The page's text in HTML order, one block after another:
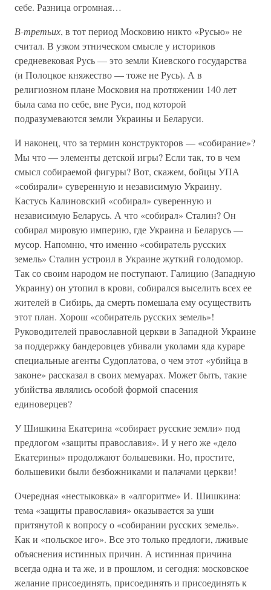
себе. Разница огромная…
В-третьих, в тот период Московию никто «Русью» не
считал. В узком этническом смысле у историков
средневековая Русь — это земли Киевского государства
(и Полоцкое княжество — тоже не Русь). А в
религиозном плане Московия на протяжении 140 лет
была сама по себе, вне Руси, под которой
подразумеваются земли Украины и Беларуси.
И наконец, что за термин конструкторов — «собирание»?
Мы что — элементы детской игры? Если так, то в чем
смысл собираемой фигуры? Вот, скажем, бойцы УПА
«собирали» суверенную и независимую Украину.
Кастусь Калиновский «собирал» суверенную и
независимую Беларусь. А что «собирал» Сталин? Он
собирал мировую империю, где Украина и Беларусь —
мусор. Напомню, что именно «собиратель русских
земель» Сталин устроил в Украине жуткий голодомор.
Так со своим народом не поступают. Галицию (Западную
Украину) он утопил в крови, собирался выселить всех ее
жителей в Сибирь, да смерть помешала ему осуществить
этот план. Хорош «собиратель русских земель»!
Руководителей православной церкви в Западной Украине
за поддержку бандеровцев убивали уколами яда кураре
специальные агенты Судоплатова, о чем этот «убийца в
законе» рассказал в своих мемуарах. Может быть, такие
убийства являлись особой формой спасения
единоверцев?
У Шишкина Екатерина «собирает русские земли» под
предлогом «защиты православия». И у него же «дело
Екатерины» продолжают большевики. Но, простите,
большевики были безбожниками и палачами церкви!
Очередная «нестыковка» в «алгоритме» И. Шишкина:
тема «защиты православия» оказывается за уши
притянутой к вопросу о «собирании русских земель».
Как и «польское иго». Все это только предлоги, лживые
объяснения истинных причин. А истинная причина
всегда одна и та же, и в прошлом, и сегодня: московское
желание присоединять, присоединять и присоединять к